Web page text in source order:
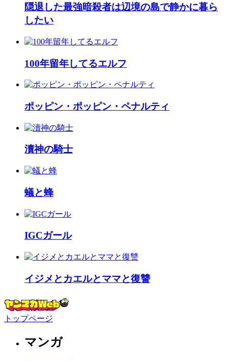
隠退した最強暗殺者は辺境の島で静かに暮ら
したい
100年留年してるエルフ
ポッピン・ポッピン・ペナルティ
瀆神の騎士
蟻と蜂
IGCガール
イジメとカエルとママと復讐
トップページ
マンガ